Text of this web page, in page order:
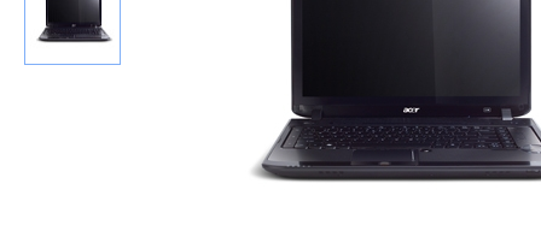
Ноутбуки и аксессуры
Компьютеры и